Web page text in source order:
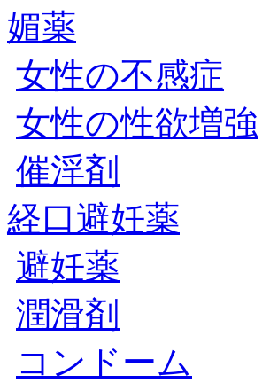
媚薬
女性の不感症
女性の性欲増強
催淫剤
経口避妊薬
避妊薬
潤滑剤
コンドーム